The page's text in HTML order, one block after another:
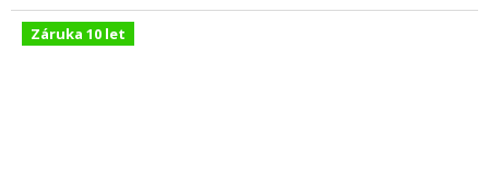
Záruka 10 let